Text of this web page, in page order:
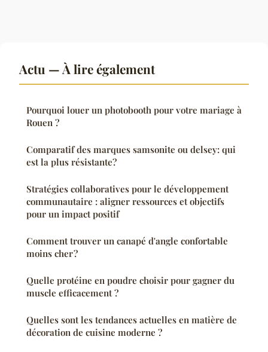
Actu — À lire également
Pourquoi louer un photobooth pour votre mariage à
Rouen ?
Comparatif des marques samsonite ou delsey: qui
est la plus résistante?
Stratégies collaboratives pour le développement
communautaire : aligner ressources et objectifs
pour un impact positif
Comment trouver un canapé d'angle confortable
moins cher ?
Quelle protéine en poudre choisir pour gagner du
muscle efficacement ?
Quelles sont les tendances actuelles en matière de
décoration de cuisine moderne ?